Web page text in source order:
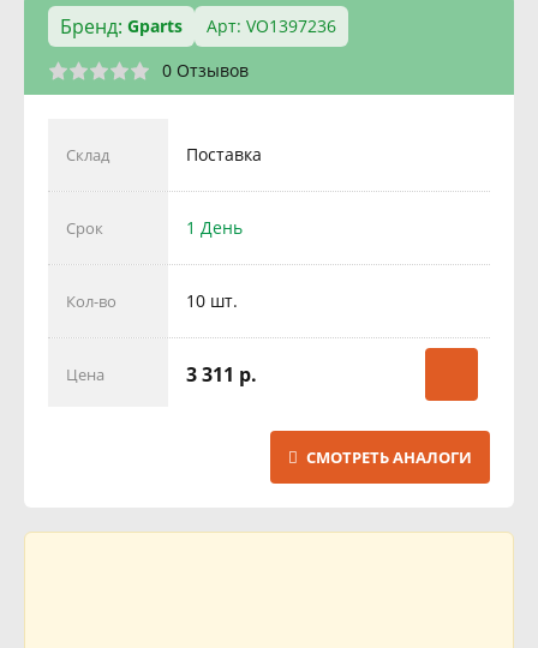
Бренд: Gparts
Арт: VO1397236
0 Отзывов
Склад Поставка
Срок 1 День
Кол-во 10 шт.
Цена 3 311 р.
СМОТРЕТЬ АНАЛОГИ